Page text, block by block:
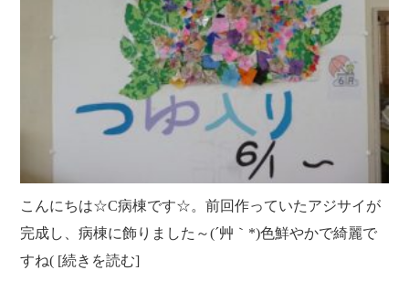
こんにちは☆C病棟です☆。前回作っていたアジサイが
完成し、病棟に飾りました～(´艸｀*)色鮮やかで綺麗で
すね( [続きを読む]